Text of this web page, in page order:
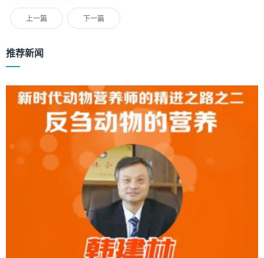
上一篇 下一篇
推荐新闻